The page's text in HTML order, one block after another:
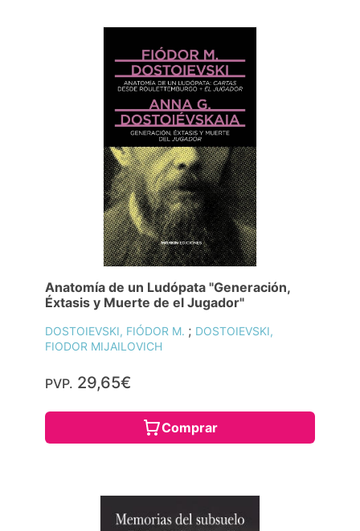
Anatomía de un Ludópata "Generación,
Éxtasis y Muerte de el Jugador"
DOSTOIEVSKI, FIÓDOR M. ; DOSTOIEVSKI,
FIODOR MIJAILOVICH
PVP. 29,65€
Comprar